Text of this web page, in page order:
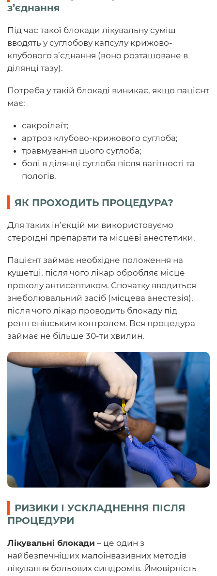
з’єднання
Під час такої блокади лікувальну суміш
вводять у суглобову капсулу крижово-
клубового з’єднання (воно розташоване в
ділянці тазу).
Потреба у такій блокаді виникає, якщо пацієнт
має:
сакроілеїт;
артроз клубово-крижового суглоба;
травмування цього суглоба;
болі в ділянці суглоба після вагітності та
пологів.
ЯК ПРОХОДИТЬ ПРОЦЕДУРА?
Для таких ін’єкцій ми використовуємо
стероїдні препарати та місцеві анестетики.
Пацієнт займає необхідне положення на
кушетці, після чого лікар обробляє місце
проколу антисептиком. Спочатку вводиться
знеболювальний засіб (місцева анестезія),
після чого лікар проводить блокаду під
рентгенівським контролем. Вся процедура
займає не більше 30-ти хвилин.
РИЗИКИ І УСКЛАДНЕННЯ ПІСЛЯ
ПРОЦЕДУРИ
Лікувальні блокади – це один з
найбезпечніших малоінвазивних методів
лікування больових синдромів. Ймовірність